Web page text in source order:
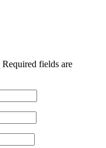
Required fields are